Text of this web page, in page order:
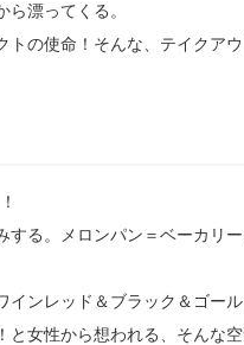
漂ってくる。
トの使命！そんな、テイクア
る。メロンパン＝ベーカリ
ンレッド＆ブラック＆ゴー
女性から想われる、そんな空